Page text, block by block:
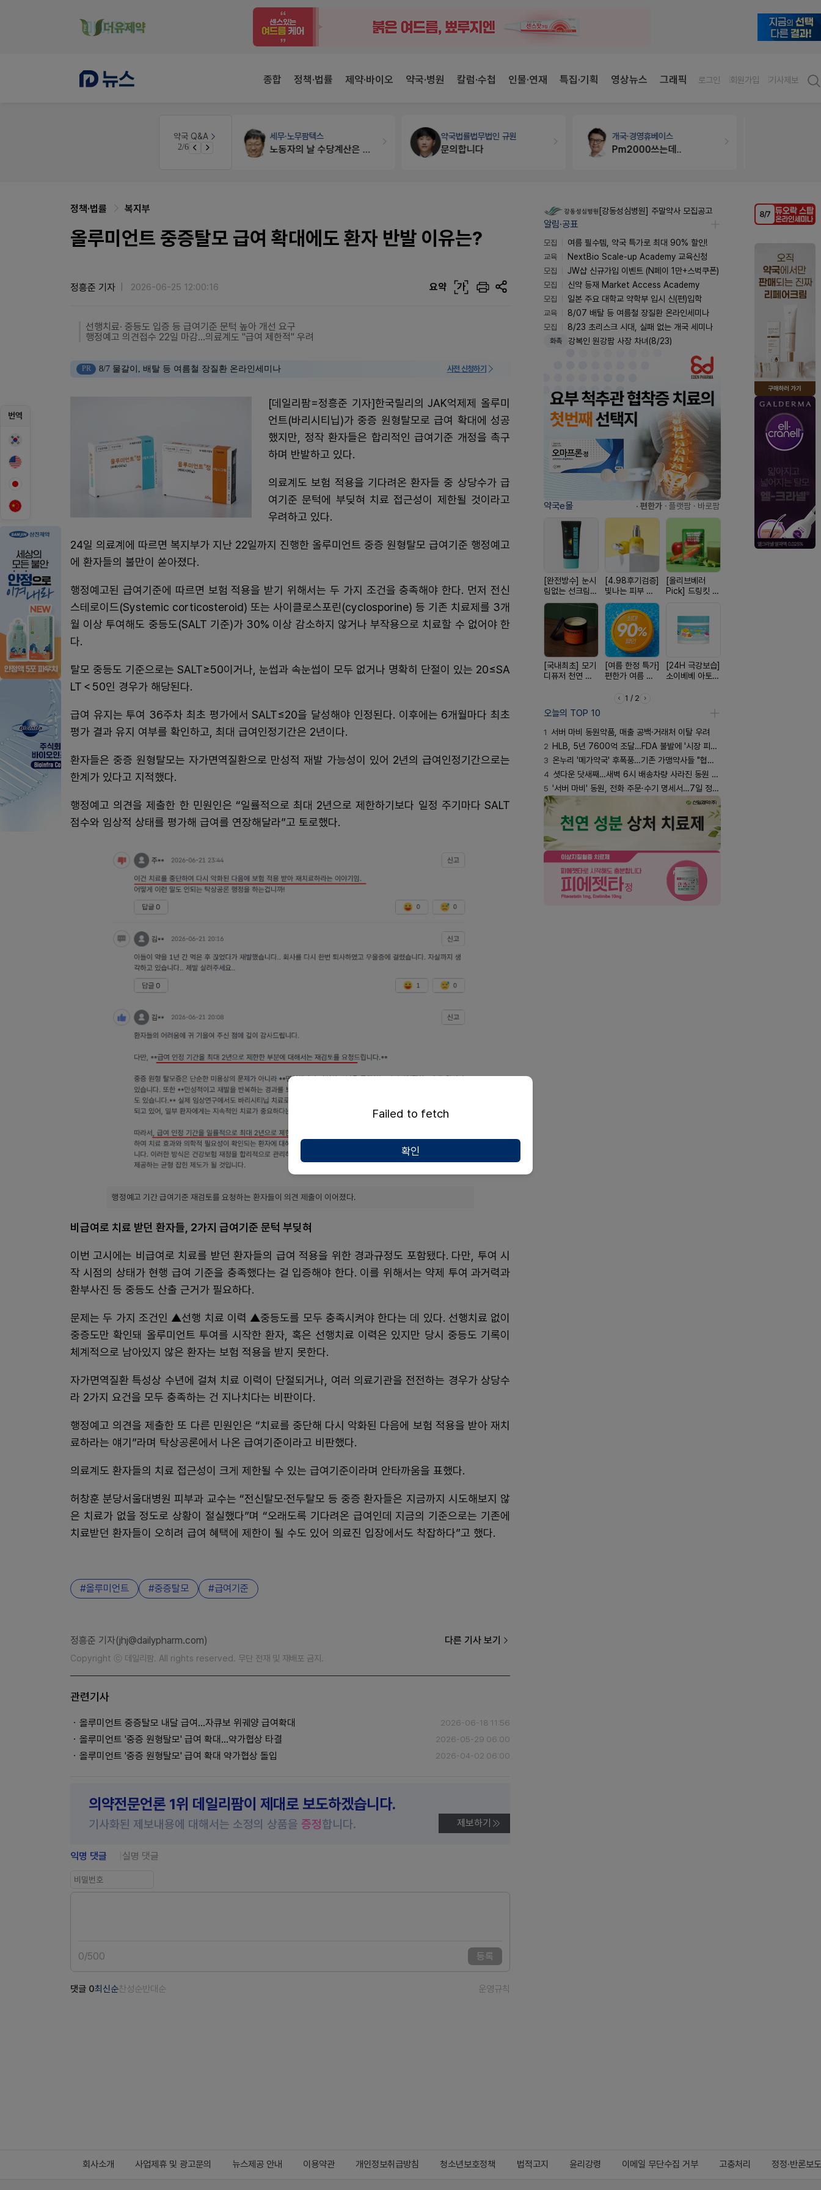
종합 정책·법률 제약·바이오 약국·병원 칼럼·수첩 인물·연재 특집·기획 영상뉴스 그래픽 로그인 회원가입 기사제보
약국 Q&A
3/6 노동자의 날 수당계산은 어떻게 되나요
약국법률법무법인 규원
문의합니다
개국·경영휴베이스
Pm2000쓰는데..
약국세무미래 세무법인
번역
정책·법률 복지부
올루미언트 중증탈모 급여 확대에도 환자 반발 이유는?
정흥준 기자 2026-06-25 12:00:16 요약 가
선행치료· 중등도 입증 등 급여기준 문턱 높아 개선 요구
행정예고 의견접수 22일 마감...의료계도 "급여 제한적" 우려
PR 8/7 물갈이, 배탈 등 여름철 장질환 온라인세미나 사전 신청하기
[데일리팜=정흥준 기자]한국릴리의 JAK억제제 올루미
언트(바리시티닙)가 중증 원형탈모로 급여 확대에 성공
했지만, 정작 환자들은 합리적인 급여기준 개정을 촉구
하며 반발하고 있다.
의료계도 보험 적용을 기다려온 환자들 중 상당수가 급
여기준 문턱에 부딪혀 치료 접근성이 제한될 것이라고
우려하고 있다.
24일 의료계에 따르면 복지부가 지난 22일까지 진행한 올루미언트 중증 원형탈모 급여기준 행정예고
에 환자들의 불만이 쏟아졌다.
행정예고된 급여기준에 따르면 보험 적용을 받기 위해서는 두 가지 조건을 충족해야 한다. 먼저 전신
스테로이드(Systemic corticosteroid) 또는 사이클로스포린(cyclosporine) 등 기존 치료제를 3개
월 이상 투여해도 중등도(SALT 기준)가 30% 이상 감소하지 않거나 부작용으로 치료할 수 없어야 한
다.
탈모 중등도 기준으로는 SALT≥50이거나, 눈썹과 속눈썹이 모두 없거나 명확히 단절이 있는 20≤SA
LT＜50인 경우가 해당된다.
급여 유지는 투여 36주차 최초 평가에서 SALT≤20을 달성해야 인정된다. 이후에는 6개월마다 최초
평가 결과 유지 여부를 확인하고, 최대 급여인정기간은 2년이다.
환자들은 중증 원형탈모는 자가면역질환으로 만성적 재발 가능성이 있어 2년의 급여인정기간으로는
한계가 있다고 지적했다.
행정예고 의견을 제출한 한 민원인은 “일률적으로 최대 2년으로 제한하기보다 일정 주기마다 SALT
점수와 임상적 상태를 평가해 급여를 연장해달라”고 토로했다.
행정예고 기간 급여기준 재검토를 요청하는 환자들이 의견 제출이 이어졌다.
비급여로 치료 받던 환자들, 2가지 급여기준 문턱 부딪혀
이번 고시에는 비급여로 치료를 받던 환자들의 급여 적용을 위한 경과규정도 포함됐다. 다만, 투여 시
작 시점의 상태가 현행 급여 기준을 충족했다는 걸 입증해야 한다. 이를 위해서는 약제 투여 과거력과
환부사진 등 중등도 산출 근거가 필요하다.
문제는 두 가지 조건인 ▲선행 치료 이력 ▲중등도를 모두 충족시켜야 한다는 데 있다. 선행치료 없이
중증도만 확인돼 올루미언트 투여를 시작한 환자, 혹은 선행치료 이력은 있지만 당시 중등도 기록이
체계적으로 남아있지 않은 환자는 보험 적용을 받지 못한다.
자가면역질환 특성상 수년에 걸쳐 치료 이력이 단절되거나, 여러 의료기관을 전전하는 경우가 상당수
라 2가지 요건을 모두 충족하는 건 지나치다는 비판이다.
행정예고 의견을 제출한 또 다른 민원인은 “치료를 중단해 다시 악화된 다음에 보험 적용을 받아 재치
료하라는 얘기”라며 탁상공론에서 나온 급여기준이라고 비판했다.
의료계도 환자들의 치료 접근성이 크게 제한될 수 있는 급여기준이라며 안타까움을 표했다.
허창훈 분당서울대병원 피부과 교수는 “전신탈모·전두탈모 등 중증 환자들은 지금까지 시도해보지 않
은 치료가 없을 정도로 상황이 절실했다”며 “오래도록 기다려온 급여인데 지금의 기준으로는 기존에
치료받던 환자들이 오히려 급여 혜택에 제한이 될 수도 있어 의료진 입장에서도 착잡하다”고 했다.
올루미언트 중증탈모 급여기준
정흥준 기자(jhj@dailypharm.com) 다른 기사 보기
Copyright ⓒ 데일리팜. All rights reserved. 무단 전재 및 재배포 금지.
관련기사
올루미언트 중증탈모 내달 급여...자큐보 위궤양 급여확대 2026-06-18 11:56
올루미언트 '중증 원형탈모' 급여 확대...약가협상 타결 2026-05-29 06:00
올루미언트 '중증 원형탈모' 급여 확대 약가협상 돌입 2026-04-02 06:00
의약전문언론 1위 데일리팜이 제대로 보도하겠습니다.
기사화된 제보내용에 대해서는 소정의 상품을 증정합니다. 제보하기
익명 댓글 실명 댓글
0/500 등록
댓글 0최신순찬성순반대순 운영규칙
[강동성심병원] 주말약사 모집공고
알림·공표
모집
여름 필수템, 약국 특가로 최대 90% 할인!
교육
NextBio Scale-up Academy 교육신청
모집
JW샵 신규가입 이벤트 (N페이 1만+스벅쿠폰)
모집
신약 등재 Market Access Academy
모집
일본 주요 대학교 약학부 입시 신(편)입학
교육
8/07 배탈 등 여름철 장질환 온라인세미나
모집
8/23 초리스크 시대, 실패 없는 개국 세미나
화촉 강복인 원강팜 사장 차녀(8/23)
약국e몰 · 편한가 · 플랫팜 · 바로팜
[완전방수] 눈시
림없는 선크림
(SPF50+)
[4.98후기검증]
빛나는 피부 오
브링 세럼
[올리브베러
Pick] 드링킷 건
[국내최초] 모기
디퓨저 천연 계
[여름 한정 특가]
편한가 여름 쿨
템 싹쓰리)
[24H 극강보습]
소이베베 아토
1 / 2
오늘의 TOP 10
1 서버 마비 동원약품, 매출 공백·거래처 이탈 우려
2 HLB, 5년 7600억 조달…FDA 불발에 '시장 피로감'
3 온누리 '메가약국' 후폭풍…기존 가맹약사들 "협의체 만들자"
4 셧다운 닷새째…새벽 6시 배송차량 사라진 동원 물류센터
5 '서버 마비' 동원, 전화 주문·수기 명세서…7일 정상화 되나
회사소개 사업제휴 및 광고문의 뉴스제공 안내 이용약관 개인정보취급방침 청소년보호정책 법적고지 윤리강령 이메일 무단수집 거부 고충처리 정정·반론보도
Failed to fetch
확인